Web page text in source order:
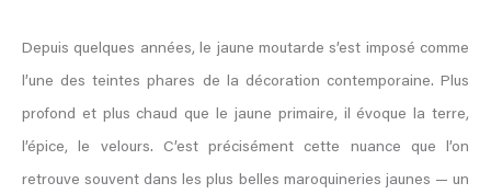
Depuis quelques années, le jaune moutarde s’est imposé comme
l’une des teintes phares de la décoration contemporaine. Plus
profond et plus chaud que le jaune primaire, il évoque la terre,
l’épice, le velours. C’est précisément cette nuance que l’on
retrouve souvent dans les plus belles maroquineries jaunes — un